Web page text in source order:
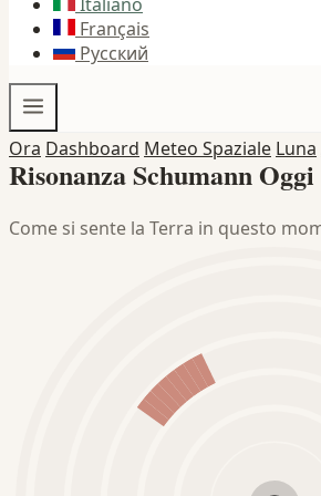
Français
Русский
Ora Dashboard Meteo Spaziale Luna
Risonanza Schumann Oggi
Come si sente la Terra in questo